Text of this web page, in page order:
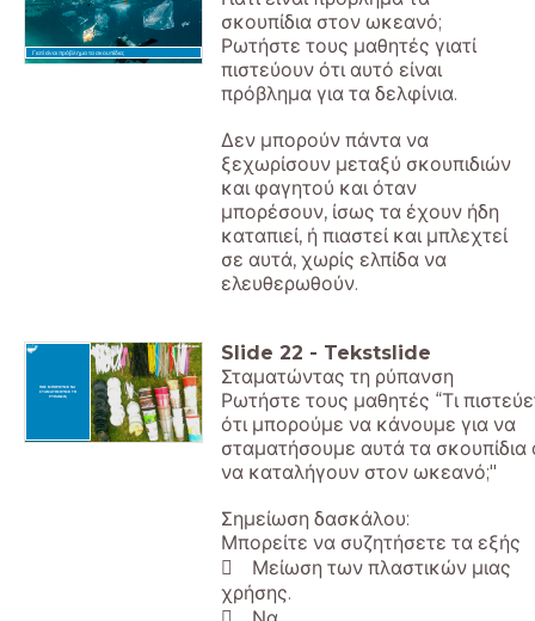
Γιατί είναι πρόβλημα τα σκουπίδια;
σκουπίδια στον ωκεανό;
Ρωτήστε τους μαθητές γιατί
πιστεύουν ότι αυτό είναι
πρόβλημα για τα δελφίνια.
Δεν μπορούν πάντα να
ξεχωρίσουν μεταξύ σκουπιδιών
και φαγητού και όταν
μπορέσουν, ίσως τα έχουν ήδη
καταπιεί, ή πιαστεί και μπλεχτεί
σε αυτά, χωρίς ελπίδα να
ελευθερωθούν.
ΠΩΣ ΜΠΟΡΟΥΜΕ ΝΑ
ΣΤΑΜΑΤΗΣΟΥΜΕ ΤΗ
ΡΥΠΑΝΣΗ;
Slide 22 - Tekstslide
Σταματώντας τη ρύπανση
Ρωτήστε τους μαθητές “Τι
ότι μπορούμε να κάνουμε για να
σταματήσουμε αυτά τα σκουπίδια
να καταλήγουν στον ωκεανό;"
Σημείωση δασκάλου:
Μπορείτε να συζητήσετε τα εξής
 Μείωση των πλαστικών μιας
χρήσης.